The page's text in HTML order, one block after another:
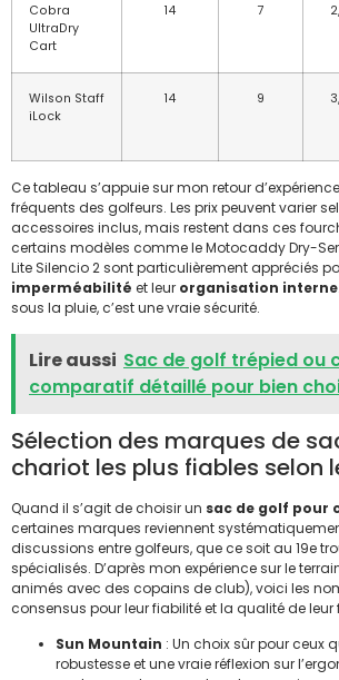
Cobra
UltraDry
Cart
14 7
Wilson Staff
iLock
14 9
Ce tableau s’appuie sur mon retour
fréquents des golfeurs. Les prix peuvent varier
accessoires inclus, mais restent dans ces
certains modèles comme le Motocaddy Dry-
Lite Silencio 2 sont particulièrement appréciés
imperméabilité et leur organisation interne
sous la pluie, c’est une vraie sécurité.
Lire aussi Sac de golf trépied ou
comparatif détaillé pour bien
Sélection des marques de
chariot les plus fiables selon
Quand il s’agit de choisir un sac de golf pour
certaines marques reviennent
discussions entre golfeurs, que ce soit au 19e
spécialisés. D’après mon expérience sur le
animés avec des copains de club), voici les
consensus pour leur fiabilité et la qualité de leur
Sun Mountain : Un choix sûr pour ceux
robustesse et une vraie réflexion sur